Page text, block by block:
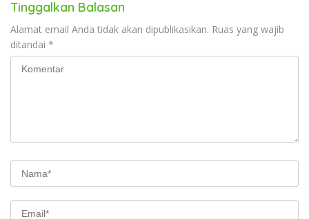
Tinggalkan Balasan
Alamat email Anda tidak akan dipublikasikan. Ruas yang wajib
ditandai *